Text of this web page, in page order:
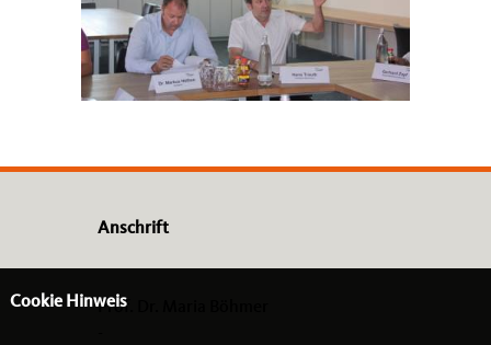
Anschrift
Prof. Dr. Maria Böhmer
Cookie Hinweis